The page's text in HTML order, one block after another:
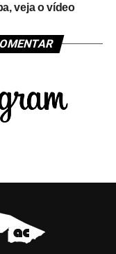
veja o vídeo